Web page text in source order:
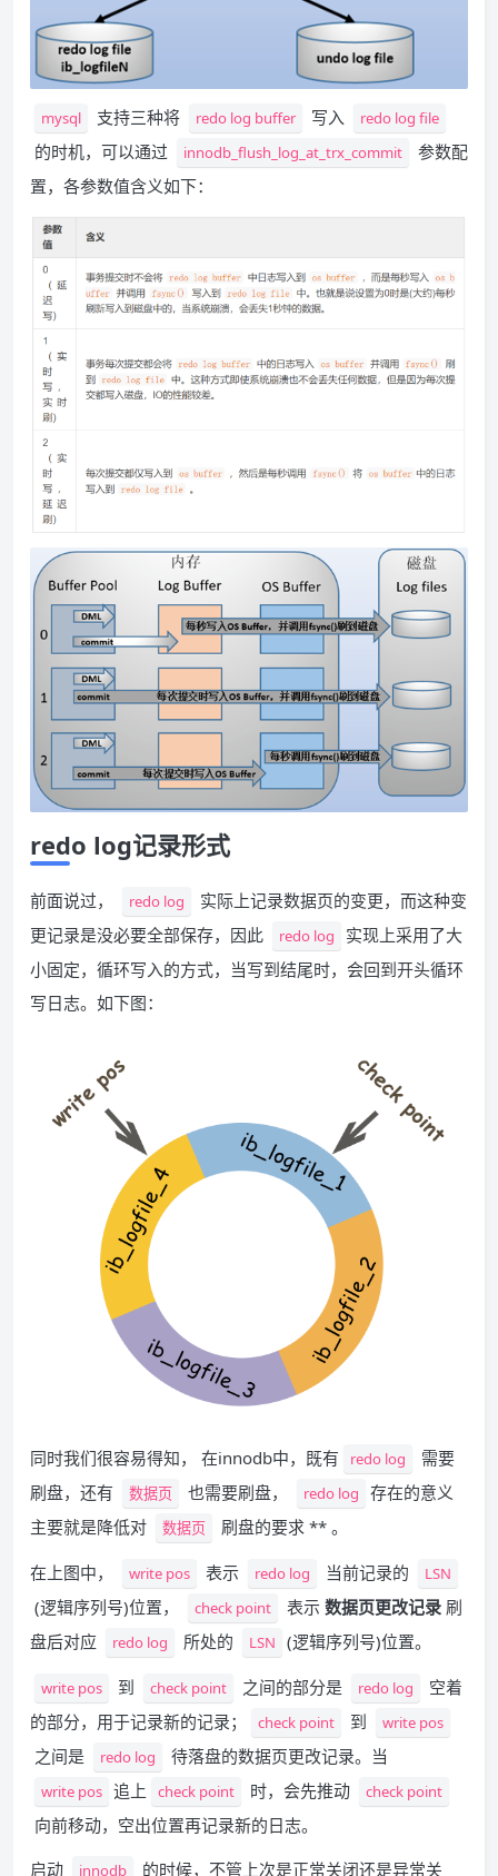
mysql 支持三种将 redo log buffer 写入 redo log file
的时机，可以通过 innodb_flush_log_at_trx_commit
参数配
置，各参数值含义如下：
redo log记录形式
前面说过， redo log
实际上记录数据页的变更，而这种变
更记录是没必要全部保存，因此
redo log
实现上采用了大
小固定，循环写入的方式，当写到结尾时，会回到开头循环
写日志。如下图：
同时我们很容易得知， 在innodb中，既有 redo log
需要
刷盘，还有
数据页 也需要刷盘， redo log
存在的意义
主要就是降低对
数据页 刷盘的要求 ** 。
在上图中， write pos 表示 redo log 当前记录的 LSN
(逻辑序列号)位置， check point 表示 数据页更改记录 刷
盘后对应
redo log 所处的 LSN (逻辑序列号)位置。
write pos 到 check point 之间的部分是 redo log
空着
的部分，用于记录新的记录；
check point 到 write pos
之间是 redo log 待落盘的数据页更改记录。当
write pos 追上 check point 时，会先推动 check point
向前移动，空出位置再记录新的日志。
启动
innodb 的时候，不管上次是正常关闭还是异常关